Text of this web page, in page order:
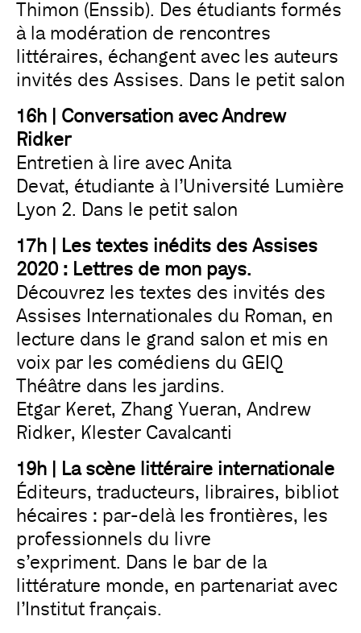
Thimon (Enssib). Des étudiants formés
à la modération de rencontres
littéraires, échangent avec les auteurs
invités des Assises. Dans le petit salon
16h | Conversation avec Andrew
Ridker
Entretien à lire avec Anita
Devat, étudiante à l’Université Lumière
Lyon 2. Dans le petit salon
17h | Les textes inédits des Assises
2020 : Lettres de mon pays.
Découvrez les textes des invités des
Assises Internationales du Roman, en
lecture dans le grand salon et mis en
voix par les comédiens du GEIQ
Théâtre dans les jardins.
Etgar Keret, Zhang Yueran, Andrew
Ridker, Klester Cavalcanti
19h | La scène littéraire internationale
Éditeurs, traducteurs, libraires, bibliot
hécaires : par-delà les frontières, les
professionnels du livre
s’expriment. Dans le bar de la
littérature monde, en partenariat avec
l’Institut français.